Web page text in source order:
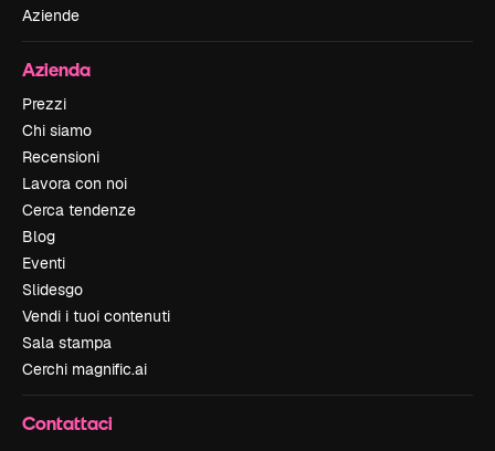
Aziende
Azienda
Prezzi
Chi siamo
Recensioni
Lavora con noi
Cerca tendenze
Blog
Eventi
Slidesgo
Vendi i tuoi contenuti
Sala stampa
Cerchi magnific.ai
Contattaci